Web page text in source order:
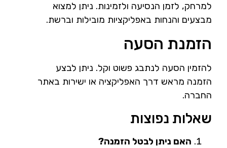
למרחק, לזמן הנסיעה ולזמינות. ניתן למצוא
מבצעים והנחות באפליקציות מובילות וברשת.
הזמנת הסעה
להזמין הסעה לנתבג פשוט וקל. ניתן לבצע
הזמנה מראש דרך האפליקציה או ישירות באתר
החברה.
שאלות נפוצות
האם ניתן לבטל הזמנה?